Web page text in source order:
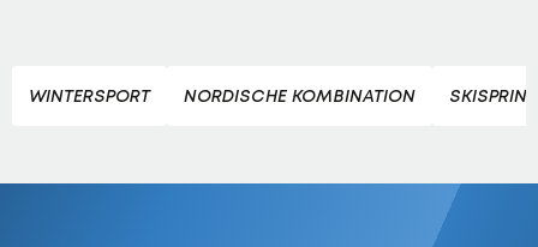
WINTERSPORT NORDISCHE KOMBINATION